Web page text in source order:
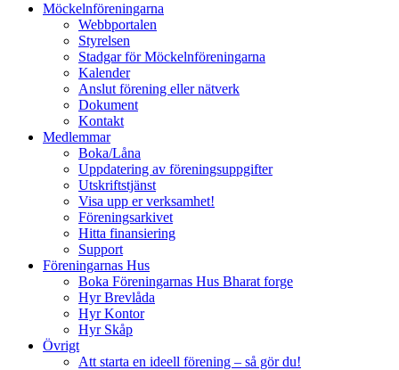
Möckelnföreningarna
Webbportalen
Styrelsen
Stadgar för Möckelnföreningarna
Kalender
Anslut förening eller nätverk
Dokument
Kontakt
Medlemmar
Boka/Låna
Uppdatering av föreningsuppgifter
Utskriftstjänst
Visa upp er verksamhet!
Föreningsarkivet
Hitta finansiering
Support
Föreningarnas Hus
Boka Föreningarnas Hus Bharat forge
Hyr Brevlåda
Hyr Kontor
Hyr Skåp
Övrigt
Att starta en ideell förening – så gör du!